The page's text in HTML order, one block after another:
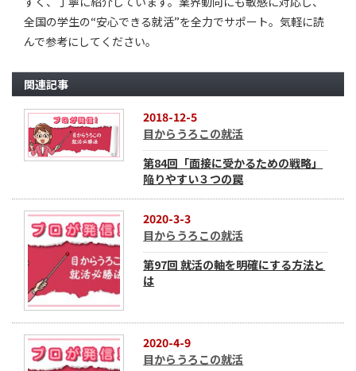
全国の学生の“安心できる就活”を全力でサポート。気軽に読
んで参考にしてください。
関連記事
2018-12-5
目からうろこの就活
第84回「面接に受かるための戦略」
陥りやすい３つの罠
2020-3-3
目からうろこの就活
第97回 就活の軸を明確にする方法と
は
2020-4-9
目からうろこの就活